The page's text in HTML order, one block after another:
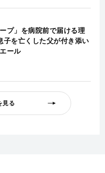
ープ」を病院前で届ける理
を亡くした父が付き添い
ール
見る